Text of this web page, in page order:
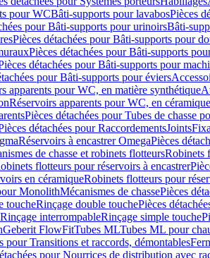
pour WCBâti-supports pour lavabosPièces
pour Bâti-supports pour urinoirsBâti-
Pièces détachées pour Bâti-supports pour
Pièces détachées pour Bâti-supports
détachées pour Bâti-supports pour
pour Bâti-supports pour éviers
apparents pour WC, en matière synthétique
Réservoirs apparents pour WC, en
Pièces détachées pour Tubes de chasse
détachées pour RaccordementsJoints
Réservoirs à encastrer OmegaPièces
de chasse et robinets flotteursRobinets
flotteurs pour réservoirs à encastrer
en céramiqueRobinets flotteurs pour
MonolithMécanismes de chassePièces
toucheRinçage double touchePièces
interrompableRinçage simple touche
Geberit FlowFitTubes MLTubes ML pour
pour Transitions et raccords, démontables
pour Nourrices de distribution avec